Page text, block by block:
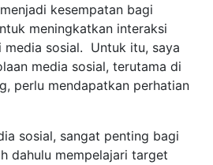
kesempatan bagi
meningkatkan interaksi
media sosial. Untuk itu, saya
media sosial, terutama di
perlu mendapatkan perhatian
sosial, sangat penting bagi
dahulu mempelajari target